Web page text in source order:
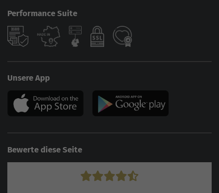
Performance Suite
Unsere App
Bewerte diese Seite